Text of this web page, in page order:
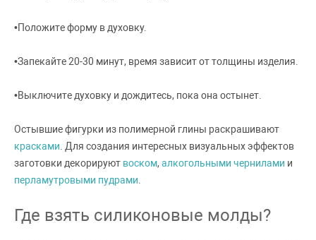
•Положите форму в духовку.
•Запекайте 20-30 минут, время зависит от толщины изделия.
•Выключите духовку и дождитесь, пока она остынет.
Остывшие фигурки из полимерной глины раскрашивают
красками . Для создания интересных визуальных эффектов
заготовки декорируют воском, алкогольными чернилами и
перламутровыми пудрами
Где взять силиконовые молды?